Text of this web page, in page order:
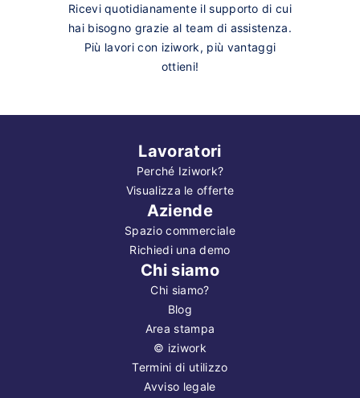
Ricevi quotidianamente il supporto di cui
hai bisogno grazie al team di assistenza.
Più lavori con iziwork, più vantaggi
ottieni!
Lavoratori
Perché Iziwork?
Visualizza le offerte
Aziende
Spazio commerciale
Richiedi una demo
Chi siamo
Chi siamo?
Blog
Area stampa
© iziwork
Termini di utilizzo
Avviso legale